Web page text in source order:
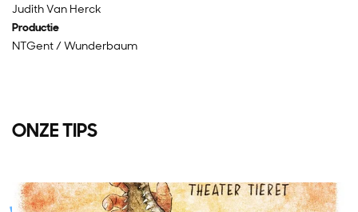
Judith Van Herck
Productie
NTGent / Wunderbaum
ONZE TIPS